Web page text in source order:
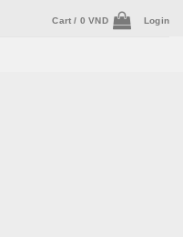
Cart / 0VND Login